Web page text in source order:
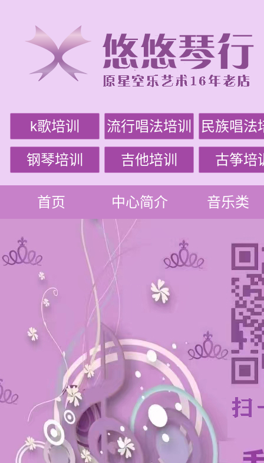
k歌培训 流行唱法培训 民族唱法
钢琴培训 吉他培训 古筝培
首页 中心简介 音乐类